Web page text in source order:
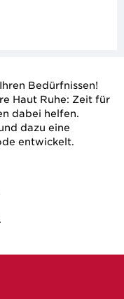
Bedürfnissen!
Haut Ruhe: Zeit für
dabei helfen.
dazu eine
entwickelt.